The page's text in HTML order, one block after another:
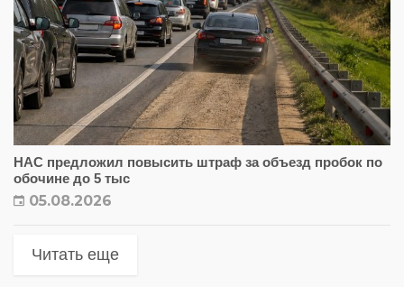
НАС предложил повысить штраф за объезд пробок по
обочине до 5 тыс
05.08.2026
Читать еще